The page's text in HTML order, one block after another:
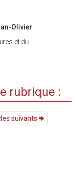
Olivier
et du
rubrique :
suivants